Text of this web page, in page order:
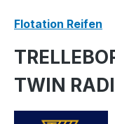
Flotation Reifen
TWIN